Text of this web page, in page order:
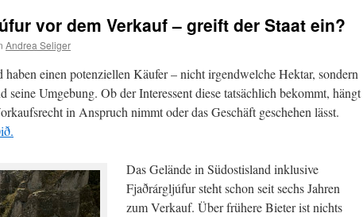
vor dem Verkauf – greift der Staat ein?
Andrea Seliger
haben einen potenziellen Käufer – nicht irgendwelche Hektar, sondern
seine Umgebung. Ob der Interessent diese tatsächlich bekommt, hängt
in Anspruch nimmt oder das Geschäft geschehen lässt.
Das Gelände in Südostisland inklusive
Fjaðrárgljúfur steht schon seit sechs Jahren
zum Verkauf. Über frühere Bieter ist nichts